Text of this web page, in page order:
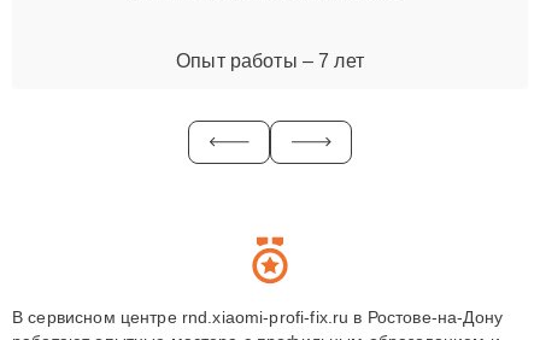
Опыт работы – 7 лет
В сервисном центре rnd.xiaomi-profi-fix.ru в Ростове-на-Дону